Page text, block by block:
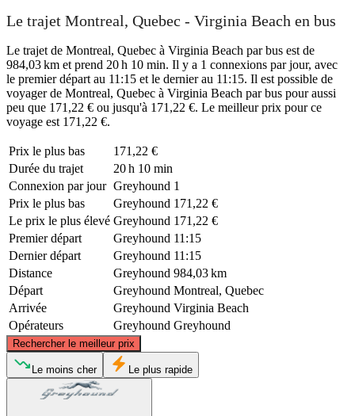
Le trajet Montreal, Quebec - Virginia Beach en bus
Le trajet de Montreal, Quebec à Virginia Beach par bus est de
984,03 km et prend 20 h 10 min. Il y a 1 connexions par jour, avec
le premier départ au 11:15 et le dernier au 11:15. Il est possible de
voyager de Montreal, Quebec à Virginia Beach par bus pour aussi
peu que 171,22 € ou jusqu'à 171,22 €. Le meilleur prix pour ce
voyage est 171,22 €.
Prix ​​le plus bas
171,22 €
Durée du trajet
20 h 10 min
Connexion par jour Greyhound 1
Prix ​​le plus bas
Greyhound 171,22 €
Le prix le plus élevé Greyhound 171,22 €
Premier départ
Greyhound 11:15
Dernier départ
Greyhound 11:15
Distance
Greyhound 984,03 km
Départ
Greyhound Montreal, Quebec
Arrivée
Greyhound Virginia Beach
Opérateurs
Greyhound Greyhound
Rechercher le meilleur prix
Montreal
©CARTO, ©OpenStreetMap
Le moins cher Le plus rapide